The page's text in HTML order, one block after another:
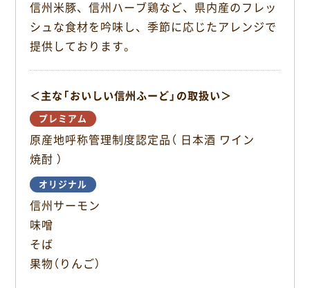
e
b
o
e
信州米豚、信州ハーブ鶏など、県内産のフレッ
シュな食材を吟味し、季節に応じたアレンジで
提供しております。
＜主な「おいしい信州ふーど」の取扱い＞
プレミアム
原産地呼称管理制度認定品（ 日本酒 ワイン
焼酎 ）
オリジナル
信州サーモン
味噌
そば
果物（りんご）